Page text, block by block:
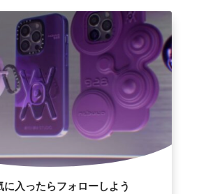
に入ったらフォローしよう